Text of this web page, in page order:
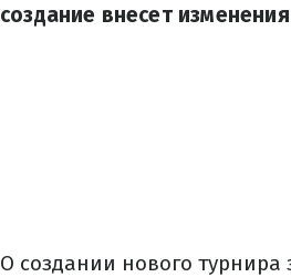
создание внесет
О создании нового